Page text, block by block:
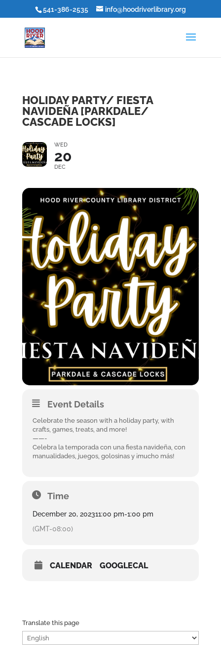
541-386-2535 info@hoodriverlibrary.org
HOLIDAY PARTY/ FIESTA
NAVIDEÑA [PARKDALE/
CASCADE LOCKS]
WED
20
DEC
Event Details
Celebrate the season with a holiday party, with
crafts, games, treats, and more!
——-
Celebra la temporada con una fiesta navideña, con
manualidades, juegos, golosinas y ¡mucho más!
Time
December 20, 202311:00 pm-1:00 pm
(GMT-08:00)
CALENDAR GOOGLECAL
Translate this page